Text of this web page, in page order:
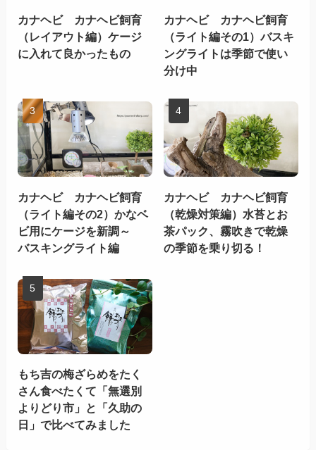
カナヘビ カナヘビ飼育
（レイアウト編）ケージ
に入れて良かったもの
カナヘビ カナヘビ飼育
（ライト編その1）バスキ
ングライトは季節で使い
分け中
カナヘビ カナヘビ飼育
（ライト編その2）かなベ
ビ用にケージを新調～
バスキングライト編
カナヘビ カナヘビ飼育
（乾燥対策編）水苔とお
茶パック、霧吹きで乾燥
の季節を乗り切る！
もち吉の梅ざらめをたく
さん食べたくて「無選別
よりどり市」と「久助の
日」で比べてみました